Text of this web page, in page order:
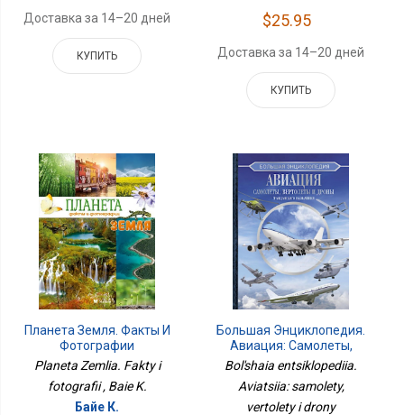
Доставка за 14–20 дней
КУПИТЬ
$25.95
Доставка за 14–20 дней
КУПИТЬ
Планета Земля. Факты И
Фотографии
Planeta Zemlia. Fakty i
fotografii , Baie K.
Байе К.
Большая Энциклопедия.
Авиация: Самолеты,
Вертолеты И Дроны
Гражданского
Назначения
Bol'shaia entsiklopediia.
Aviatsiia: samolety,
vertolety i drony